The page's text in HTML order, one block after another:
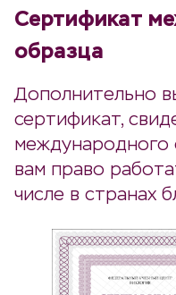
Сертификат
образца
Дополнительно
сертификат,
международного
вам право
числе в странах